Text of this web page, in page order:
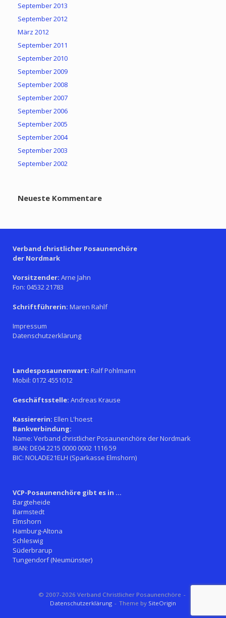
September 2013
September 2012
März 2012
September 2011
September 2010
September 2009
September 2008
September 2007
September 2006
September 2005
September 2004
September 2003
September 2002
Neueste Kommentare
Verband christlicher Posaunenchöre
der Nordmark
Vorsitzender: Arne Jahn
Fon: 04532 21783
Schriftführerin: Maren Rahlf
Impressum
Datenschutzerklärung
Landesposaunenwart: Ralf Pohlmann
Mobil: 0172 4551012
Geschäftsstelle: Andreas Krause
Kassiererin: Ellen L'hoest
Bankverbindung:
Name: Verband christlicher Posaunenchöre der Nordmark
IBAN: DE04 2215 0000 0002 1116 59
BIC: NOLADE21ELH (Sparkasse Elmshorn)
VCP-Posaunenchöre gibt es in ...
Bargteheide
Barmstedt
Elmshorn
Hamburg-Altona
Schleswig
Süderbrarup
Tungendorf (Neumünster)
© 2007-2026 Verband Christlicher Posaunenchöre
Datenschutzerklärung
Theme by SiteOrigin